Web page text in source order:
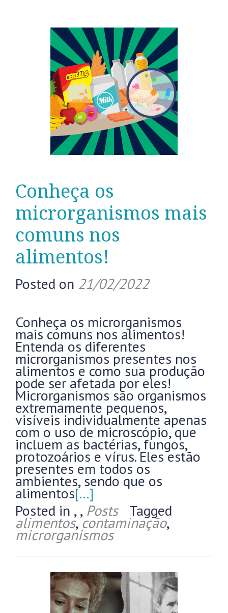
Conheça os
microrganismos mais
comuns nos
alimentos!
Posted on 21/02/2022
Conheça os microrganismos
mais comuns nos alimentos!
Entenda os diferentes
microrganismos presentes nos
alimentos e como sua produção
pode ser afetada por eles!
Microrganismos são organismos
extremamente pequenos,
visíveis individualmente apenas
com o uso de microscópio, que
incluem as bactérias, fungos,
protozoários e vírus. Eles estão
presentes em todos os
ambientes, sendo que os
alimentos[…]
Posted in ,, Posts Tagged
alimentos,contaminação,
microrganismos